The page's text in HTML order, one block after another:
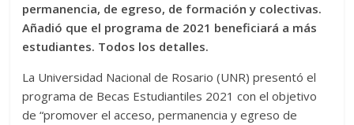
permanencia, de egreso, de formación y colectivas.
Añadió que el programa de 2021 beneficiará a más
estudiantes. Todos los detalles.
La Universidad Nacional de Rosario (UNR) presentó el
programa de Becas Estudiantiles 2021 con el objetivo
de “promover el acceso, permanencia y egreso de